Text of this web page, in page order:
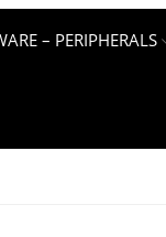
– PERIPHERALS